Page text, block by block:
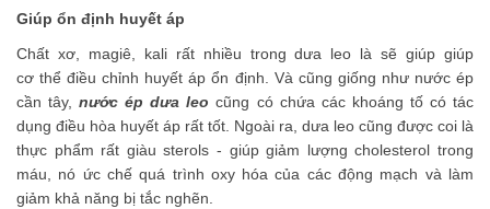
Giúp ổn định huyết áp
Chất xơ, magiê, kali rất nhiều trong dưa leo là sẽ giúp giúp
cơ thể điều chỉnh huyết áp ổn định. Và cũng giống như nước ép
cần tây,nước ép dưa leo cũng có chứa các khoáng tố có tác
dụng điều hòa huyết áp rất tốt. Ngoài ra, dưa leo cũng được coi là
thực phẩm rất giàu sterols - giúp giảm lượng cholesterol trong
máu, nó ức chế quá trình oxy hóa của các động mạch và làm
giảm khả năng bị tắc nghẽn.